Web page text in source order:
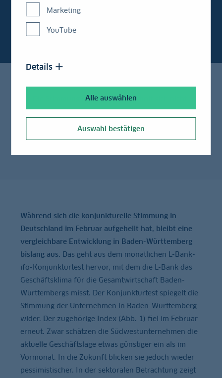
Q1/2026
Die Stimmung der Wirtschaft erholt sich nicht
Baden-Württemberg in der Transformationskrise
Während sich die konjunkturelle Stimmung in
Deutschland im Februar aufgehellt hat, bleibt eine
vergleichbare Entwicklung in Baden-Württemberg
bislang aus. Das geht aus dem monatlichen L-Bank-
ifo-Konjunkturtest hervor, mit dem die L-Bank das
Geschäftsklima für die Gesamtwirtschaft Baden-
Württembergs misst. Der Konjunkturtest spiegelt die
Stimmung der Unternehmen in Baden-Württemberg
wider. Der zugehörige Index (Abb. 1) fiel im Februar
erneut. Zwar schätzen die Südwestunternehmen die
aktuelle Geschäftslage etwas günstiger ein als im
Vormonat. In die Zukunft blicken sie jedoch wieder
pessimistischer. In der sektoralen Betrachtung zeigt
Marketing
YouTube
Details
Alle auswählen
Auswahl bestätigen